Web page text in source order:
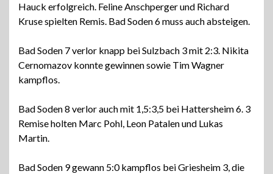
Hauck erfolgreich. Feline Anschperger und Richard
Kruse spielten Remis. Bad Soden 6 muss auch absteigen.
Bad Soden 7 verlor knapp bei Sulzbach 3 mit 2:3. Nikita
Cernomazov konnte gewinnen sowie Tim Wagner
kampflos.
Bad Soden 8 verlor auch mit 1,5:3,5 bei Hattersheim 6. 3
Remise holten Marc Pohl, Leon Patalen und Lukas
Martin.
Bad Soden 9 gewann 5:0 kampflos bei Griesheim 3, die